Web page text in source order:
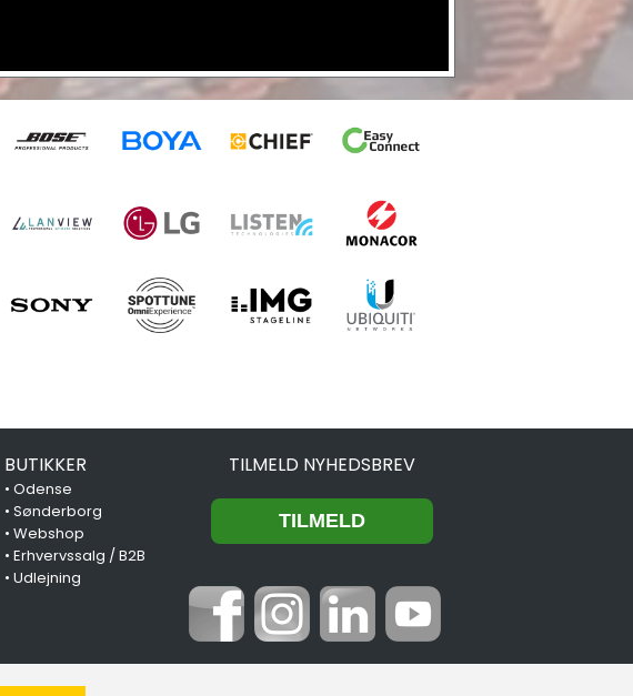
BUTIKKER
•Odense
•Sønderborg
•Webshop
•Erhvervssalg / B2B
•Udlejning
TILMELD NYHEDSBREV